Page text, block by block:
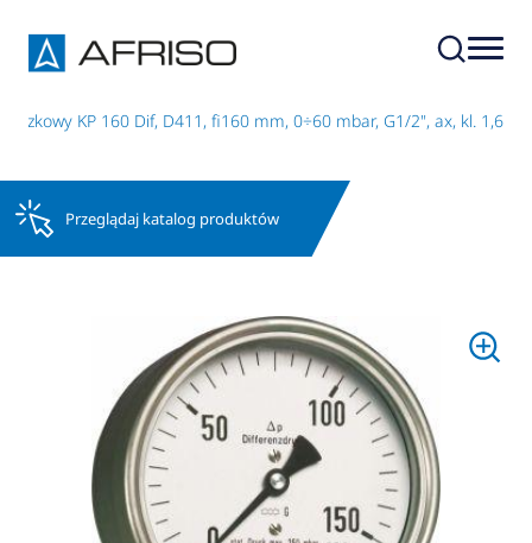
KP 160 Dif, D411, fi160 mm, 0÷60 mbar, G1/2", ax, kl. 1,6
Przeglądaj katalog produktów